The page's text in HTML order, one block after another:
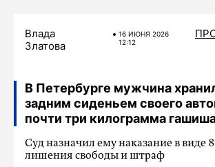
Влада
Златова
16 ИЮНЯ 2026
12:12
В Петербурге мужчина
задним сиденьем своего
почти три килограмма
Суд назначил ему наказание в виде
лишения свободы и штраф